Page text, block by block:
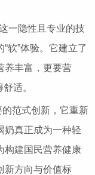
一隐性且专业的技
软”体验。它建立了
养丰富，更要营
适。
范式创新，它重新
奶真正成为一种轻
构建国民营养健康
新方向与价值标